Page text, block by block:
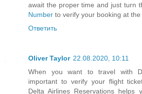
await the proper time and just turn
Number to verify your booking at the
Ответить
Oliver Taylor 22.08.2020, 10:11
When you want to travel with
important to verify your flight
Delta Airlines Reservations